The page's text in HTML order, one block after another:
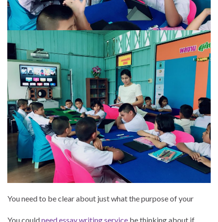
You need to be clear about just what the purpose of your
You couldneed essay writing service be thinking about if